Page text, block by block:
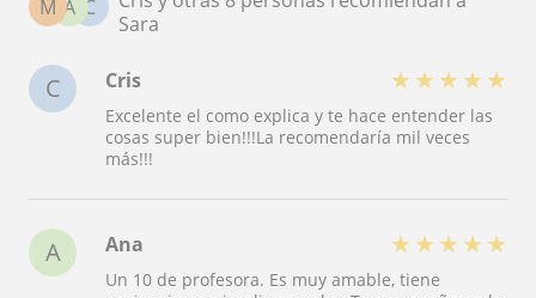
C
A
M
Sara
C Cris ★ ★ ★ ★ ★
Excelente el como explica y te hace entender las
cosas super bien!!!La recomendaría mil veces
más!!!
A Ana ★ ★ ★ ★ ★
Un 10 de profesora. Es muy amable, tiene